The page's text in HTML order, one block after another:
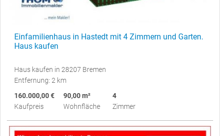
Einfamilienhaus in Hastedt mit 4 Zimmern und Garten.
Haus kaufen
Haus kaufen in 28207 Bremen
Entfernung: 2 km
160.000,00 €
Kaufpreis
90,00 m²
Wohnfläche
4
Zimmer